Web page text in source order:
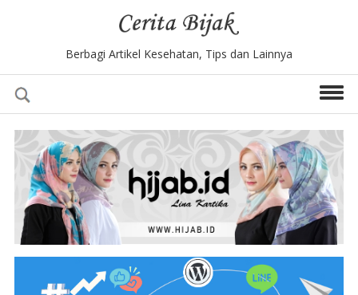
Berbagi Artikel Kesehatan, Tips dan Lainnya